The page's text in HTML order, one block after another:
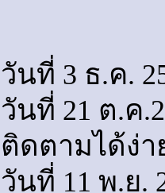
วันที่ 3 ธ.ค.
วันที่ 21 ต.ค
ติดตามได้ง่า
วันที่ 11 พ.ย.